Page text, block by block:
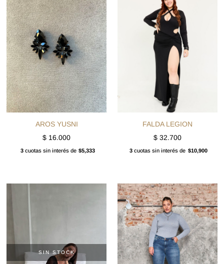
AROS YUSNI
$ 16.000
3cuotas sin interés de $5,333
FALDA LEGION
$32.700
3 cuotas sin interés de $10,900
SIN STOCK